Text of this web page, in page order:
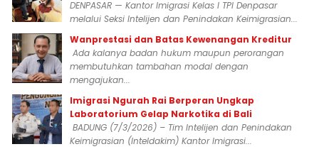
DENPASAR — Kantor Imigrasi Kelas I TPI Denpasar
melalui Seksi Intelijen dan Penindakan Keimigrasian...
Wanprestasi dan Batas Kewenangan Kreditur
Ada kalanya badan hukum maupun perorangan
membutuhkan tambahan modal dengan
mengajukan...
Imigrasi Ngurah Rai Berperan Ungkap
Laboratorium Gelap Narkotika di Bali
BADUNG (7/3/2026) – Tim Intelijen dan Penindakan
Keimigrasian (Inteldakim) Kantor Imigrasi...